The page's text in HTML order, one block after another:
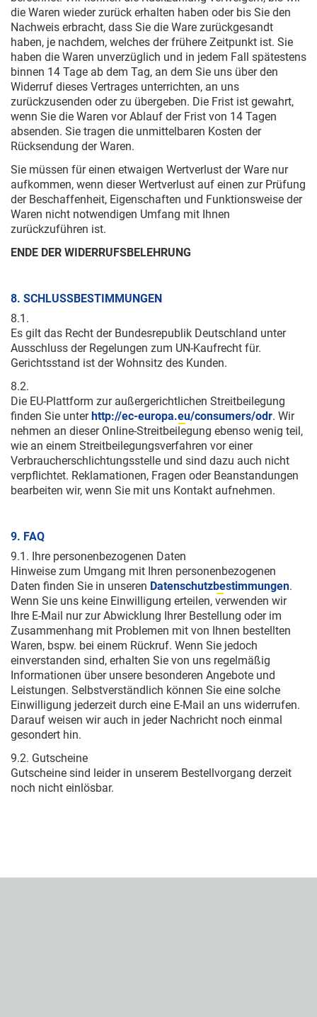
die Waren wieder zurück erhalten haben oder bis Sie den
Nachweis erbracht, dass Sie die Ware zurückgesandt
haben, je nachdem, welches der frühere Zeitpunkt ist. Sie
haben die Waren unverzüglich und in jedem Fall spätestens
binnen 14 Tage ab dem Tag, an dem Sie uns über den
Widerruf dieses Vertrages unterrichten, an uns
zurückzusenden oder zu übergeben. Die Frist ist gewahrt,
wenn Sie die Waren vor Ablauf der Frist von 14 Tagen
absenden. Sie tragen die unmittelbaren Kosten der
Rücksendung der Waren.
Sie müssen für einen etwaigen Wertverlust der Ware nur
aufkommen, wenn dieser Wertverlust auf einen zur Prüfung
der Beschaffenheit, Eigenschaften und Funktionsweise der
Waren nicht notwendigen Umfang mit Ihnen
zurückzuführen ist.
ENDE DER WIDERRUFSBELEHRUNG
8. SCHLUSSBESTIMMUNGEN
8.1.
Es gilt das Recht der Bundesrepublik Deutschland unter
Ausschluss der Regelungen zum UN-Kaufrecht für.
Gerichtsstand ist der Wohnsitz des Kunden.
8.2.
Die EU-Plattform zur außergerichtlichen Streitbeilegung
finden Sie unter http://ec-europa.eu/consumers/odr. Wir
nehmen an dieser Online-Streitbeilegung ebenso wenig teil,
wie an einem Streitbeilegungsverfahren vor einer
Verbraucherschlichtungsstelle und sind dazu auch nicht
verpflichtet. Reklamationen, Fragen oder Beanstandungen
bearbeiten wir, wenn Sie mit uns Kontakt aufnehmen.
9. FAQ
9.1. Ihre personenbezogenen Daten
Hinweise zum Umgang mit Ihren personenbezogenen
Daten finden Sie in unseren Datenschutzbestimmungen.
Wenn Sie uns keine Einwilligung erteilen, verwenden wir
Ihre E-Mail nur zur Abwicklung Ihrer Bestellung oder im
Zusammenhang mit Problemen mit von Ihnen bestellten
Waren, bspw. bei einem Rückruf. Wenn Sie jedoch
einverstanden sind, erhalten Sie von uns regelmäßig
Informationen über unsere besonderen Angebote und
Leistungen. Selbstverständlich können Sie eine solche
Einwilligung jederzeit durch eine E-Mail an uns widerrufen.
Darauf weisen wir auch in jeder Nachricht noch einmal
gesondert hin.
9.2. Gutscheine
Gutscheine sind leider in unserem Bestellvorgang derzeit
noch nicht einlösbar.